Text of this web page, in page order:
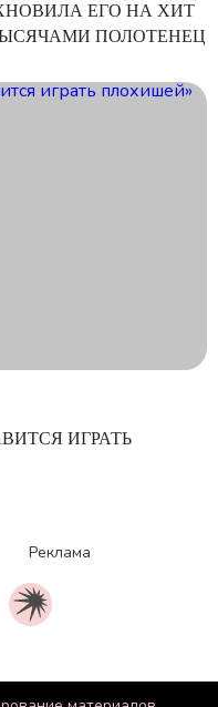
ЕГО НА ХИТ
ПОЛОТЕНЕЦ
ИГРАТЬ
Реклама